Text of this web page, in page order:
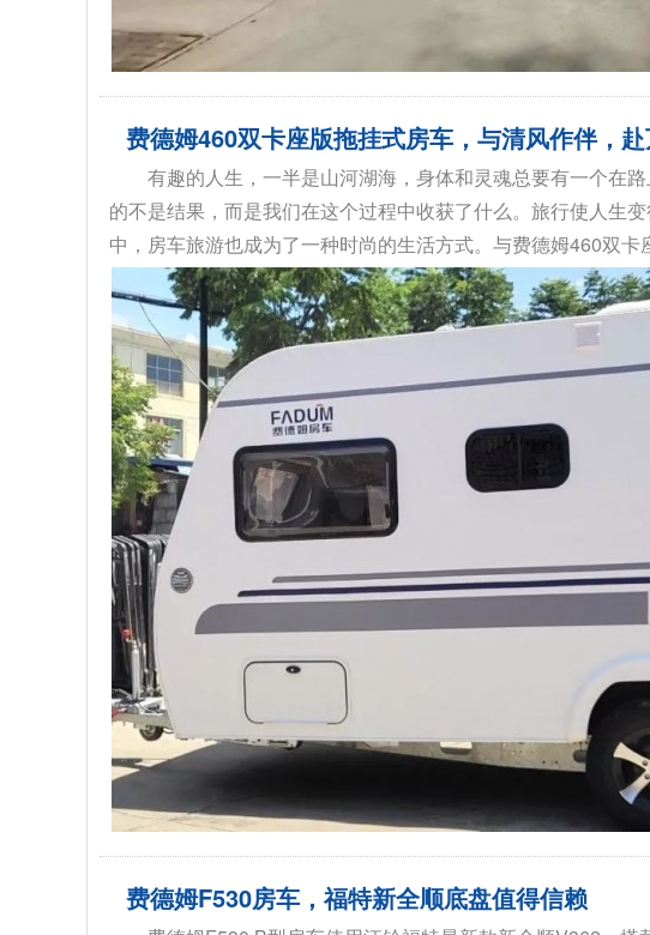
费德姆460双卡座版拖挂式房车，与清风作伴，
有趣的人生，一半是山河湖海，身体和灵魂总要有一个在
的不是结果，而是我们在这个过程中收获了什么。旅行使人生
中，房车旅游也成为了一种时尚的生活方式。与费德姆460双卡
费德姆F530房车，福特新全顺底盘值得信赖